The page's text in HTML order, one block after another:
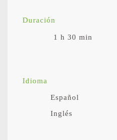
Duración
1 h 30 min
Idioma
Español
Inglés